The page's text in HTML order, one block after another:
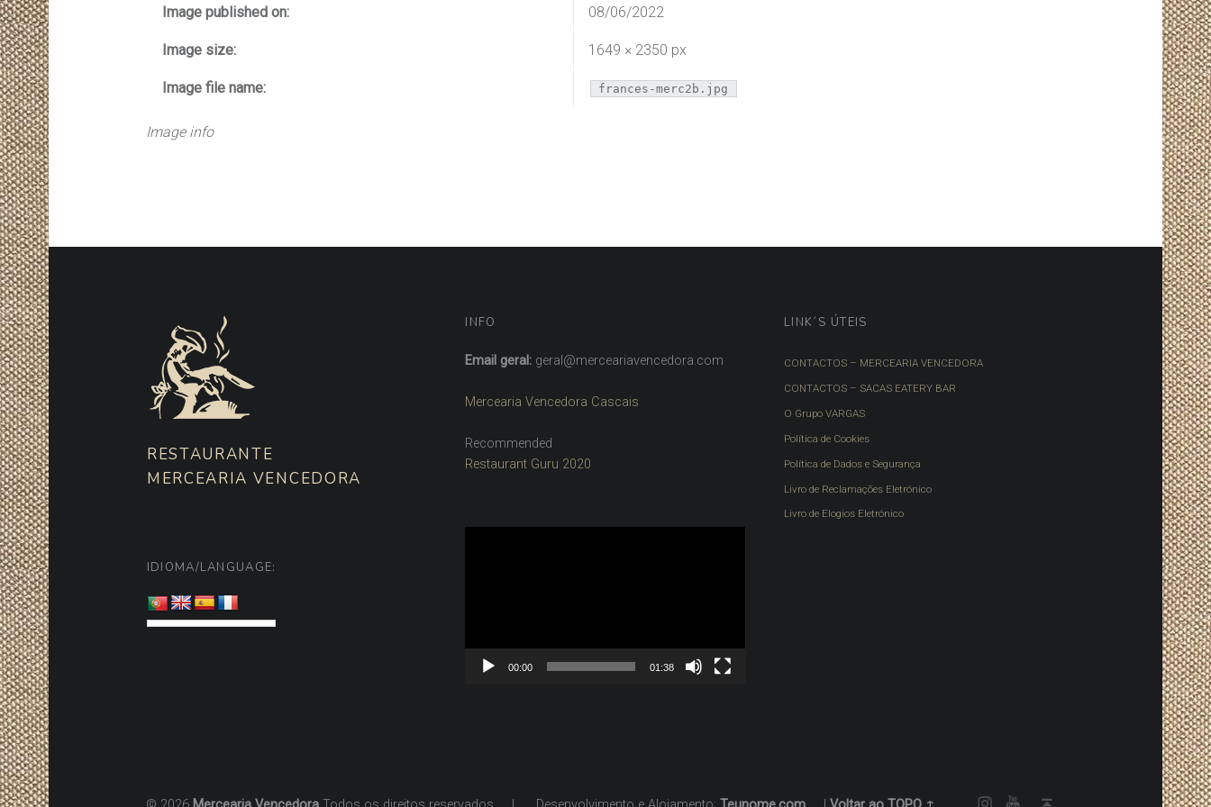
Image info
Image published on: 08/06/2022
Image size: 1649 × 2350 px
Image file name: frances-merc2b.jpg
FOOTER SIDEBAR
RESTAURANTE
MERCEARIA VENCEDORA
INFO
Email geral: geral@merceariavencedora.com
Mercearia Vencedora Cascais
Recommended
Restaurant Guru 2020
LINK´S ÚTEIS
CONTACTOS – MERCEARIA VENCEDORA
CONTACTOS – SACAS EATERY BAR
O Grupo VARGAS
Política de Cookies
Política de Dados e Segurança
Livro de Reclamações Eletrónico
Livro de Elogios Eletrónico
00:00 01:38
IDIOMA/LANGUAGE:
Instagram
Youtube